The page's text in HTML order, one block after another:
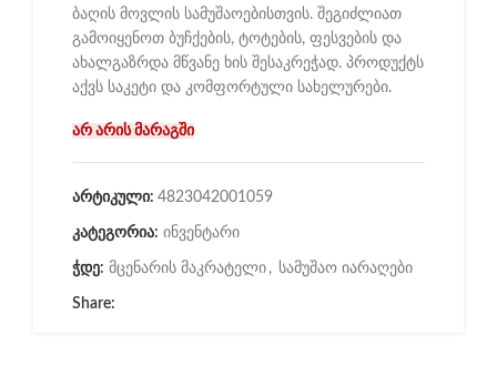
ბაღის მოვლის სამუშაოებისთვის. შეგიძლიათ
გამოიყენოთ ბუჩქების, ტოტების, ფესვების და
ახალგაზრდა მწვანე ხის შესაკრეჭად. პროდუქტს
აქვს საკეტი და კომფორტული სახელურები.
არ არის მარაგში
არტიკული: 4823042001059
კატეგორია: ინვენტარი
ჭდე: მცენარის მაკრატელი , სამუშაო იარაღები
Share: